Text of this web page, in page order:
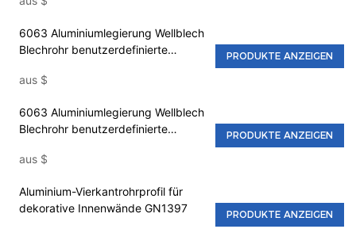
und korrosionsbeständig
6063 Aluminiumlegierung Wellblech
Blechrohr benutzerdefinierte
Aluminiumlegierung Wellblech
aus $
PRODUKTE ANZEIGEN
6063 Aluminiumlegierung Wellblech
Blechrohr benutzerdefinierte
Aluminiumlegierung Wellblech
aus $
PRODUKTE ANZEIGEN
Aluminium-Vierkantrohrprofil für
dekorative Innenwände GN1397
PRODUKTE ANZEIGEN